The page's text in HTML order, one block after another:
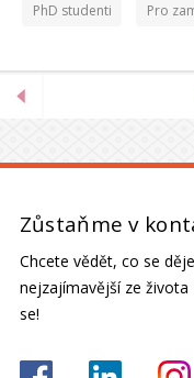
PhD studenti Pro
Zůstaňme v
Chcete vědět, co se
nejzajímavější ze života
se!